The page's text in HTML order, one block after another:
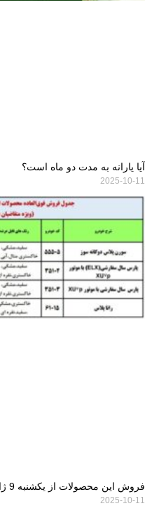
آیا یارانه به مدت دو ماه است؟
2025-10-11
فروش این محصولات از یکشنبه 9 ژانویه +جزئیات
2025-10-11